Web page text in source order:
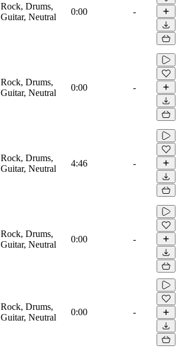
Rock, Drums,
Guitar, Neutral
0:00 -
Rock, Drums,
Guitar, Neutral
0:00 -
Rock, Drums,
Guitar, Neutral
4:46 -
Rock, Drums,
Guitar, Neutral
0:00 -
Rock, Drums,
Guitar, Neutral
0:00 -